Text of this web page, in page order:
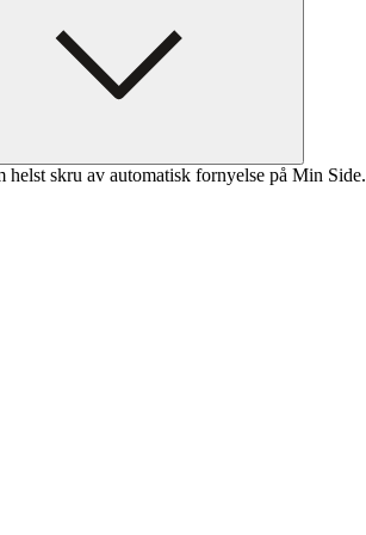
skru av automatisk fornyelse på Min Side.